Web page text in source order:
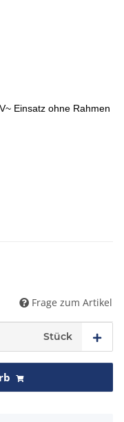
Einsatz ohne Rahmen
Frage zum Artikel
Stück